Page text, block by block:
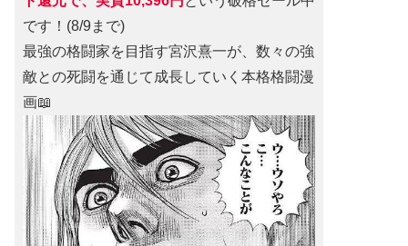
です！(8/9まで)
最強の格闘家を目指す宮沢熹一が、数々の強
敵との死闘を通じて成長していく本格格闘漫
画📖